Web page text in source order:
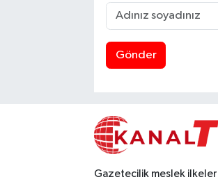
Gönder
Gazetecilik meslek